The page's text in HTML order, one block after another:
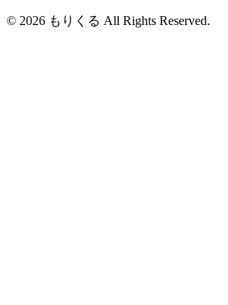
© 2026 もりくる All Rights Reserved.